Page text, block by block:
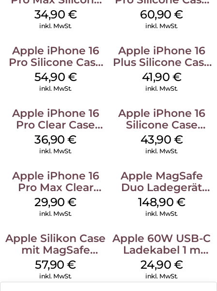
Case MagSafe
Denim
34,90 €
inkl. MwSt.
MagSafe Stone
Gray
60,90€
inkl. MwSt.
Apple iPhone 16
Pro Silicone Case
MagSafe Black
54,90 €
inkl. MwSt.
Apple iPhone 16
Plus Silicone Case
MagSafe Stone
Gray
41,90 €
inkl. MwSt.
Apple iPhone 16
Pro Clear Case
MagSafe
Transparent
36,90€
inkl. MwSt.
Apple iPhone 16
Silicone Case
MagSafe Plum
43,90 €
inkl. MwSt.
Apple iPhone 16
Pro Max Clear
Case MagSafe
Transparent
29,90€
inkl. MwSt.
Apple MagSafe
Duo Ladegerät
Weiß
148,90 €
inkl. MwSt.
Apple Silikon Case
mit MagSafe
iPhone 14 Pro
(PRODUCT)RED
57,90€
inkl. MwSt.
Apple 60W USB-C
Ladekabel 1 m
Weiß
24,90 €
inkl. MwSt.